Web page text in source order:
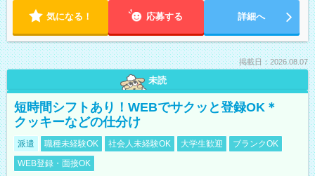
気になる！ 応募する 詳細へ
掲載日：2026.08.07
未読
短時間シフトあり！WEBでサクッと登録OK＊
クッキーなどの仕分け
派遣 職種未経験OK 社会人未経験OK 大学生歓迎
ブランクOK
WEB登録・面接OK